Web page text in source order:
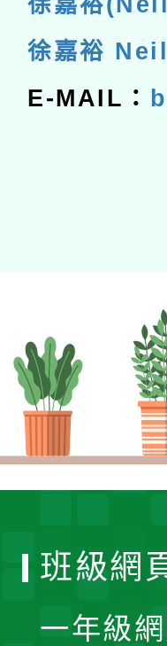
徐嘉裕
E-MAIL：
班級網
一年級